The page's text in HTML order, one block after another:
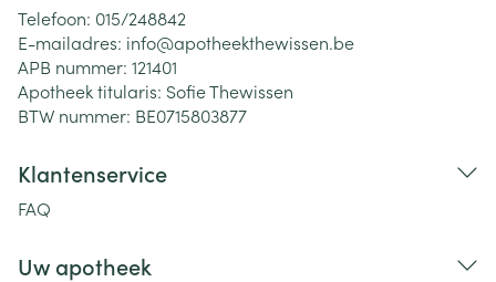
Telefoon: 015/248842
E-mailadres: info@apotheekthewissen.be
APB nummer: 121401
Apotheek titularis: Sofie Thewissen
BTW nummer: BE0715803877
Klantenservice
FAQ
Uw apotheek